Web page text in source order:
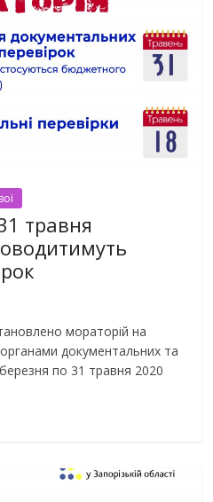
травня
мораторій на
документальних та
по 31 травня 2020